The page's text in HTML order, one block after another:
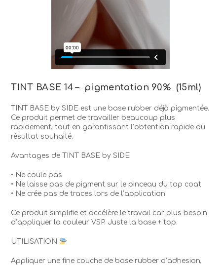
TINT BASE 14 – pigmentation 90% (15ml)
TINT BASE by SIDE est une base rubber déjà pigmentée.
Ce produit permet de travailler beaucoup plus
rapidement, tout en garantissant l’obtention rapide du
résultat souhaité.
Avantages de TINT BASE by SIDE
• Ne coule pas
• Ne laisse pas de pigment sur le pinceau du top coat
• Ne crée pas de traces lors de l’application
Ce produit simplifie et accélère le travail car plus besoin
d’appliquer la couleur VSP. Juste la base + top.
UTILISATION
Appliquer une fine couche de base rubber d’adhesion,